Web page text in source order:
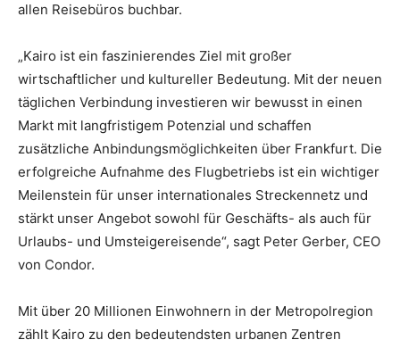
allen Reisebüros buchbar.
„Kairo ist ein faszinierendes Ziel mit großer
wirtschaftlicher und kultureller Bedeutung. Mit der neuen
täglichen Verbindung investieren wir bewusst in einen
Markt mit langfristigem Potenzial und schaffen
zusätzliche Anbindungsmöglichkeiten über Frankfurt. Die
erfolgreiche Aufnahme des Flugbetriebs ist ein wichtiger
Meilenstein für unser internationales Streckennetz und
stärkt unser Angebot sowohl für Geschäfts- als auch für
Urlaubs- und Umsteigereisende“, sagt Peter Gerber, CEO
von Condor.
Mit über 20 Millionen Einwohnern in der Metropolregion
zählt Kairo zu den bedeutendsten urbanen Zentren